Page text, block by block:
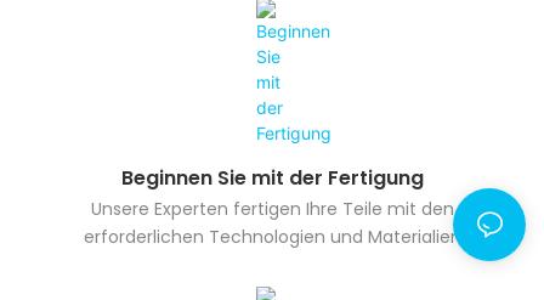
Beginnen Sie mit der Fertigung
Unsere Experten fertigen Ihre Teile mit den
erforderlichen Technologien und Materialien